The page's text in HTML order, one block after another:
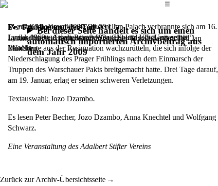
Das
☰
Bei dieser Seite handelt es sich um einen
automatisch importierten Archivbeitrag aus
dem Jahr 2009
Der Frühling und der Tod
Lesung literarischer und publizistischer Texte über den Tod Jan
Palachs
Der tschechoslowakische Student Jan Palach verbrannte sich am 16.
Januar 1969 auf dem Prager Wenzelsplatz selbst, um seine
Landsleute aus der Resignation wachzurütteln, die sich infolge der
Niederschlagung des Prager Frühlings nach dem Einmarsch der
Truppen des Warschauer Pakts breitgemacht hatte. Drei Tage darauf,
am 19. Januar, erlag er seinen schweren Verletzungen.
Textauswahl: Jozo Dzambo.
Es lesen Peter Becher, Jozo Dzambo, Anna Knechtel und Wolfgang
Schwarz.
Eine Veranstaltung des Adalbert Stifter Vereins
Montag, 19. Januar 2009,20.00 Uhr
Lyrikkabinett, Amalienstraße 83a (U3 und U6 „Universität“),
München
Zurück zur Archiv-Übersichtsseite